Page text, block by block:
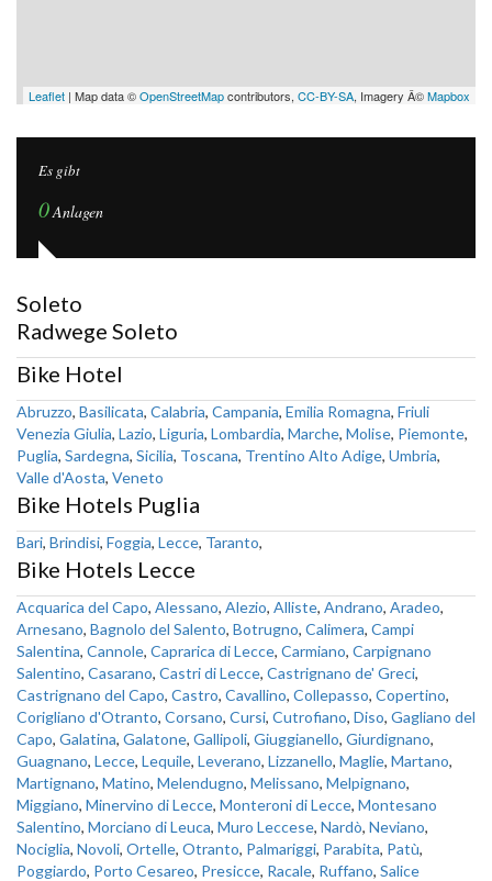
Leaflet | Map data ©OpenStreetMapcontributors, CC-BY-SA, Imagery Â©Mapbox
Es gibt
0Anlagen
Soleto
Radwege Soleto
Bike Hotel
Abruzzo, Basilicata, Calabria, Campania, Emilia Romagna, Friuli
Venezia Giulia, Lazio, Liguria, Lombardia, Marche, Molise, Piemonte,
Puglia, Sardegna, Sicilia, Toscana, Trentino Alto Adige, Umbria,
Valle d'Aosta, Veneto
Bike Hotels Puglia
Bari, Brindisi, Foggia, Lecce, Taranto,
Bike Hotels Lecce
Acquarica del Capo, Alessano, Alezio, Alliste, Andrano, Aradeo,
Arnesano, Bagnolo del Salento, Botrugno, Calimera, Campi
Salentina, Cannole, Caprarica di Lecce, Carmiano, Carpignano
Salentino, Casarano, Castri di Lecce, Castrignano de' Greci,
Castrignano del Capo, Castro, Cavallino, Collepasso, Copertino,
Corigliano d'Otranto, Corsano, Cursi, Cutrofiano, Diso, Gagliano del
Capo, Galatina, Galatone, Gallipoli, Giuggianello, Giurdignano,
Guagnano, Lecce, Lequile, Leverano, Lizzanello, Maglie, Martano,
Martignano, Matino, Melendugno, Melissano, Melpignano,
Miggiano, Minervino di Lecce, Monteroni di Lecce, Montesano
Salentino, Morciano di Leuca, Muro Leccese, Nardò, Neviano,
Nociglia, Novoli, Ortelle, Otranto, Palmariggi, Parabita, Patù,
Poggiardo, Porto Cesareo, Presicce, Racale, Ruffano, Salice